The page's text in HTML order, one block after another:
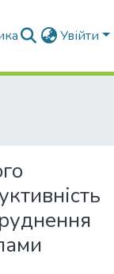
Увійти